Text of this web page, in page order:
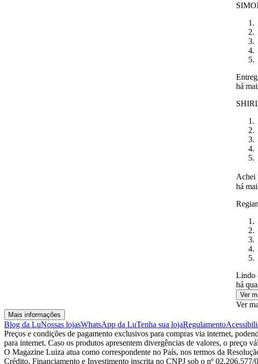
há
Achei
há
Lindo
há
Ver
Ver
Mais informações
Blog da LuNossas lojasWhatsApp da LuTenha sua lojaRegulamento
Preços e condições de pagamento exclusivos para compras via internet,
para internet. Caso os produtos apresentem divergências de valores, o preço
O Magazine Luiza atua como correspondente no País, nos termos da
Crédito, Financiamento e Investimento inscrita no CNPJ sob o nº 02.206.577/